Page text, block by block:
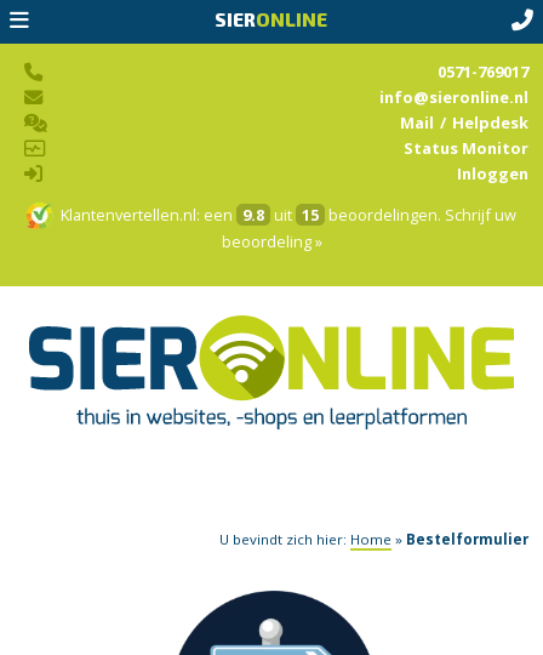
SIERONLINE
Klantenvertellen.nl: een 9.8 uit 15 beoordelingen. Schrijf uw
beoordeling »
0571-769017
info@sieronline.nl
Mail / Helpdesk
Status Monitor
Inloggen
U bevindt zich hier: Home » Bestelformulier